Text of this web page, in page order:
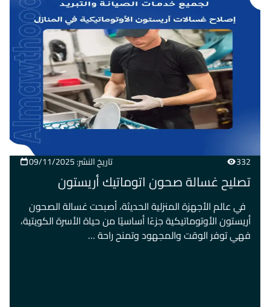
332 تاريخ النشر: 09/11/2025
تصليح غسالة صحون اتوماتيك أريستون
في عالم الأجهزة المنزلية الحديثة، أصبحت غسالة الصحون
أريستون الأوتوماتيكية جزءًا أساسيًا من حياة الأسرة الكويتية،
فهي توفر الوقت والمجهود وتمنح راحة …